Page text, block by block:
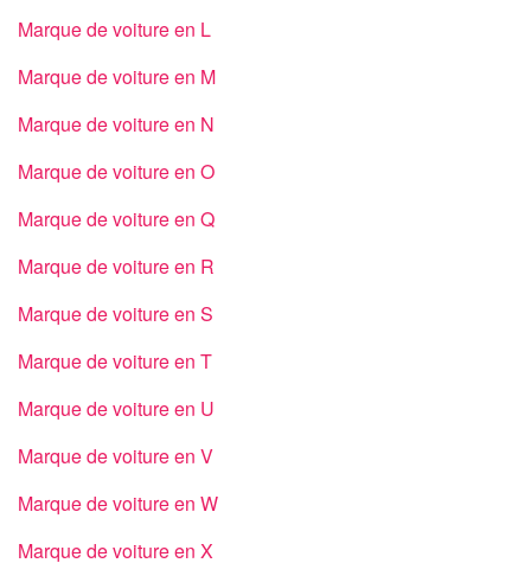
Marque de voiture en L
Marque de voiture en M
Marque de voiture en N
Marque de voiture en O
Marque de voiture en Q
Marque de voiture en R
Marque de voiture en S
Marque de voiture en T
Marque de voiture en U
Marque de voiture en V
Marque de voiture en W
Marque de voiture en X